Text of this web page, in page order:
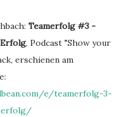
Teamerfolg #3 -
, Podcast "Show your
erschienen am
e/teamerfolg-3-
erfolg/